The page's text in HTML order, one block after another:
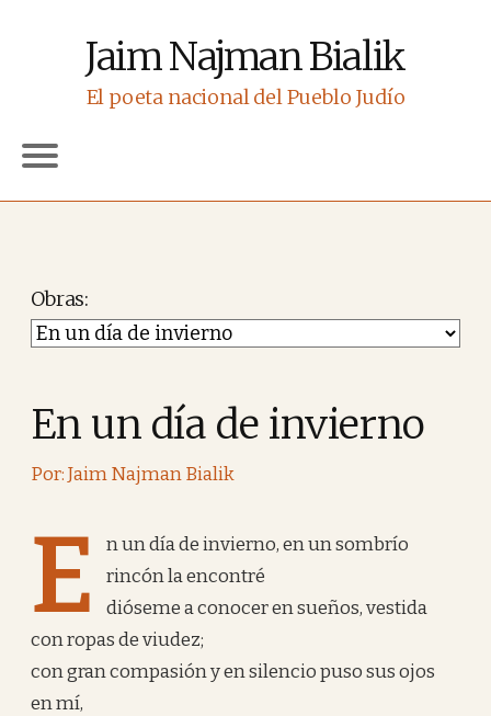
Jaim Najman Bialik
El poeta nacional del Pueblo Judío
Obras
En un día de invierno
Por: Jaim Najman Bialik
E
n un día de invierno, en un sombrío
rincón la encontré
dióseme a conocer en sueños, vestida
con ropas de viudez;
con gran compasión y en silencio puso sus ojos
en mí,